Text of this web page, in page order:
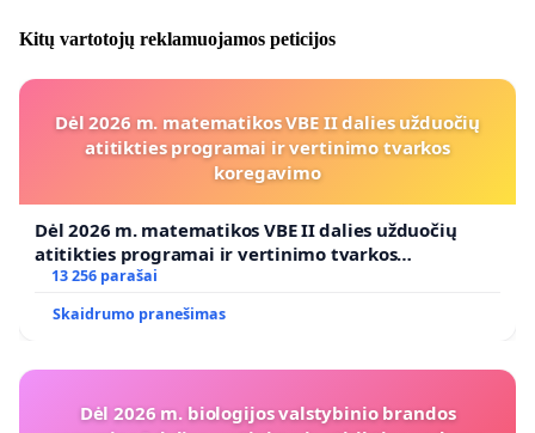
Kitų vartotojų reklamuojamos peticijos
Dėl 2026 m. matematikos VBE II dalies užduočių
atitikties programai ir vertinimo tvarkos
koregavimo
Dėl 2026 m. matematikos VBE II dalies užduočių
atitikties programai ir vertinimo tvarkos
koregavimo
13 256 parašai
Skaidrumo pranešimas
Dėl 2026 m. biologijos valstybinio brandos